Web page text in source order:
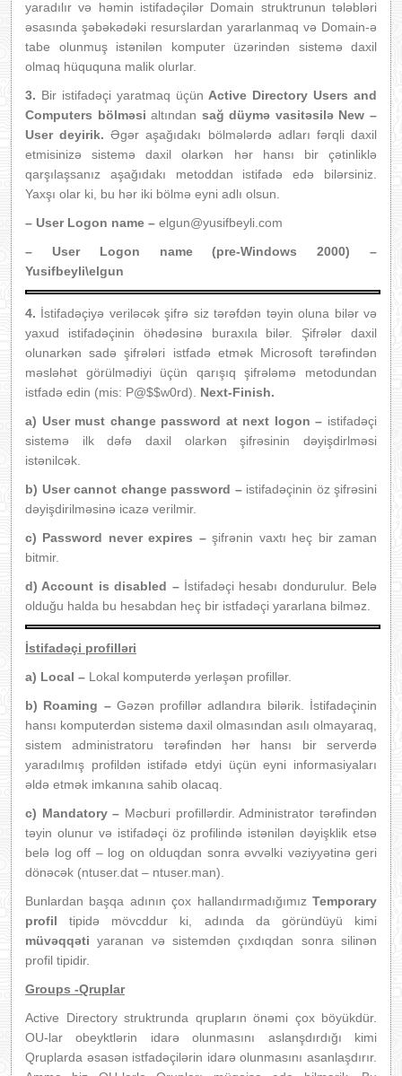
yaradılır və həmin istifadəçilər Domain struktrunun tələbləri
əsasında şəbəkədəki resurslardan yararlanmaq və Domain-ə
tabe olunmuş istənilən komputer üzərindən sistemə daxil
olmaq hüququna malik olurlar.
3. Bir istifadəçi yaratmaq üçün Active Directory Users and
Computers bölməsialtından sağ düymə vasitəsilə New –
User deyirik. Əgər aşağıdakı bölmələrdə adları fərqli daxil
etmisinizə sistemə daxil olarkən hər hansı bir çətinliklə
qarşılaşsanız aşağıdakı metoddan istifadə edə bilərsiniz.
Yaxşı olar ki, bu hər iki bölmə eyni adlı olsun.
– User Logon name – elgun@yusifbeyli.com
– User Logon name (pre-Windows 2000) –
Yusifbeyli\elgun
4. İstifadəçiyə veriləcək şifrə siz tərəfdən təyin oluna bilər və
yaxud istifadəçinin öhədəsinə buraxıla bilər. Şifrələr daxil
olunarkən sadə şifrələri istfadə etmək Microsoft tərəfindən
məsləhət görülmədiyi üçün qarışıq şifrələmə metodundan
istfadə edin (mis: P@$$w0rd). Next-Finish.
a) User must change password at next logon – istifadəçi
sistemə ilk dəfə daxil olarkən şifrəsinin dəyişdirlməsi
istənilcək.
b) User cannot change password – istifadəçinin öz şifrəsini
dəyişdirilməsinə icazə verilmir.
c) Password never expires –şifrənin vaxtı heç bir zaman
bitmir.
d) Account is disabled – İstifadəçi hesabı dondurulur. Belə
olduğu halda bu hesabdan heç bir istfadəçi yararlana bilməz.
İstifadəçi profilləri
a) Local – Lokal komputerdə yerləşən profillər.
b) Roaming – Gəzən profillər adlandıra bilərik. İstifadəçinin
hansı komputerdən sistemə daxil olmasından asılı olmayaraq,
sistem administratoru tərəfindən hər hansı bir serverdə
yaradılmış profildən istifadə etdyi üçün eyni informasiyaları
əldə etmək imkanına sahib olacaq.
c) Mandatory – Məcburi profillərdir. Administrator tərəfindən
təyin olunur və istifadəçi öz profilində istənilən dəyişklik etsə
belə log off – log on olduqdan sonra əvvəlki vəziyyətinə geri
dönəcək (ntuser.dat – ntuser.man).
Bunlardan başqa adının çox hallandırmadığımız Temporary
profil tipidə mövcddur ki, adında da göründüyü kimi
müvəqqəti yaranan və sistemdən çıxdıqdan sonra silinən
profil tipidir.
Groups -Qruplar
Active Directory struktrunda qrupların önəmi çox böyükdür.
OU-lar obeyktlərin idarə olunmasını aslanşdırdığı kimi
Qruplarda əsasən istfadəçilərin idarə olunmasını asanlaşdırır.